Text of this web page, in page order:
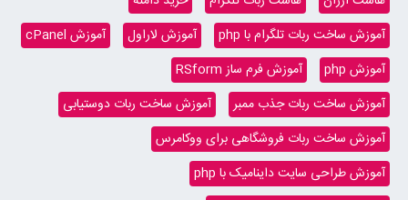
آموزش ساخت ربات تلگرام با php
آموزش لاراول
آموزش cPanel
آموزش php
آموزش فرم ساز RSform
آموزش ساخت ربات جذب ممبر
آموزش ساخت ربات دوستیابی
آموزش ساخت ربات فروشگاهی برای ووکامرس
آموزش طراحی سایت داینامیک با php